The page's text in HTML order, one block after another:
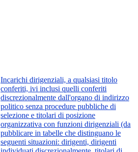
Incarichi dirigenziali, a qualsiasi titolo
conferiti, ivi inclusi quelli conferiti
discrezionalmente dall'organo di indirizzo
politico senza procedure pubbliche di
selezione e titolari di posizione
organizzativa con funzioni dirigenziali (da
pubblicare in tabelle che distinguano le
seguenti situazioni: dirigenti, dirigenti